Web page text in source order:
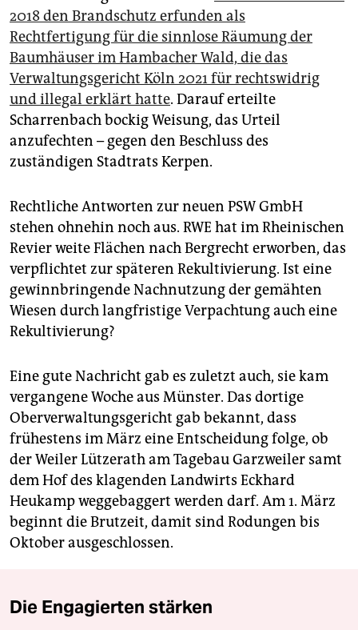
2018 den Brandschutz erfunden als
Rechtfertigung für die sinnlose Räumung der
Baumhäuser im Hambacher Wald, die das
Verwaltungsgericht Köln 2021 für rechtswidrig
und illegal erklärt hatte. Darauf erteilte
Scharrenbach bockig Weisung, das Urteil
anzufechten – gegen den Beschluss des
zuständigen Stadtrats Kerpen.
Rechtliche Antworten zur neuen PSW GmbH
stehen ohnehin noch aus. RWE hat im Rheinischen
Revier weite Flächen nach Bergrecht erworben, das
verpflichtet zur späteren Rekultivierung. Ist eine
gewinnbringende Nachnutzung der gemähten
Wiesen durch langfristige Verpachtung auch eine
Rekultivierung?
Eine gute Nachricht gab es zuletzt auch, sie kam
vergangene Woche aus Münster. Das dortige
Oberverwaltungsgericht gab bekannt, dass
frühestens im März eine Entscheidung folge, ob
der Weiler Lützerath am Tagebau Garzweiler samt
dem Hof des klagenden Landwirts Eckhard
Heukamp weggebaggert werden darf. Am 1. März
beginnt die Brutzeit, damit sind Rodungen bis
Oktober ausgeschlossen.
Die Engagierten stärken